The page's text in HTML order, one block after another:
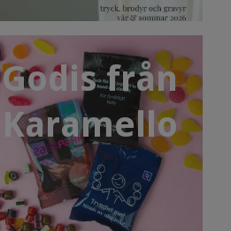
Godis från
Karamello